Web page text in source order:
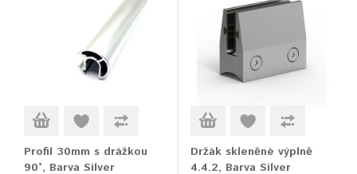
Profil 30mm s drážkou
90°, Barva Silver
Držák skleněné výplně
4.4.2, Barva Silver